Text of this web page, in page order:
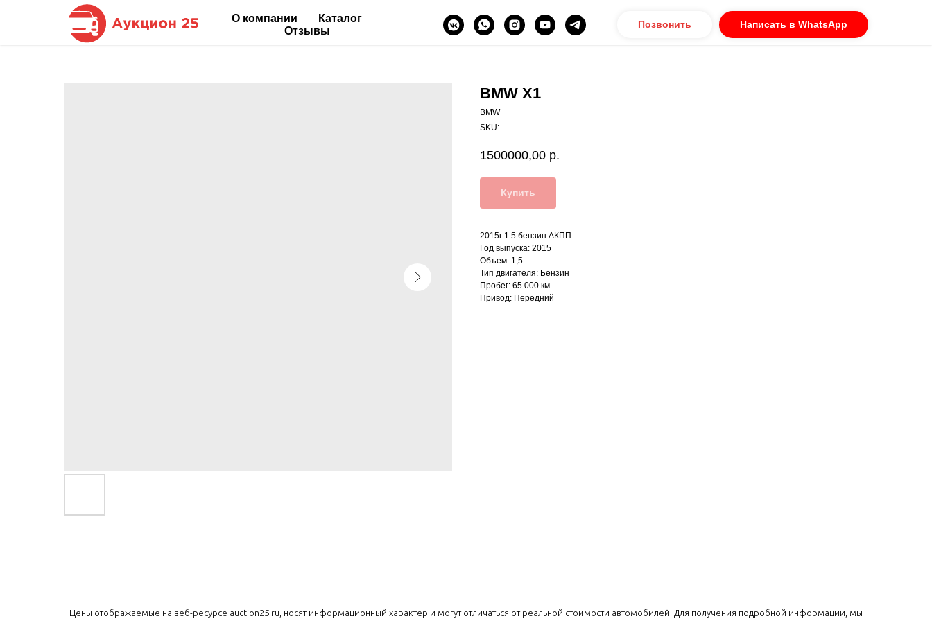
О компании
Каталог
Отзывы
Позвонить Написать в WhatsApp
BMW X1
BMW
SKU:
1500000,00 р.
Купить
2015г 1.5 бензин АКПП
Год выпуска: 2015
Объем: 1,5
Тип двигателя: Бензин
Пробег: 65 000 км
Привод: Передний
Цены отображаемые на веб-ресурсе auction25.ru, носят информационный характер и могут отличаться от реальной стоимости автомобилей. Для получения подробной информации, мы